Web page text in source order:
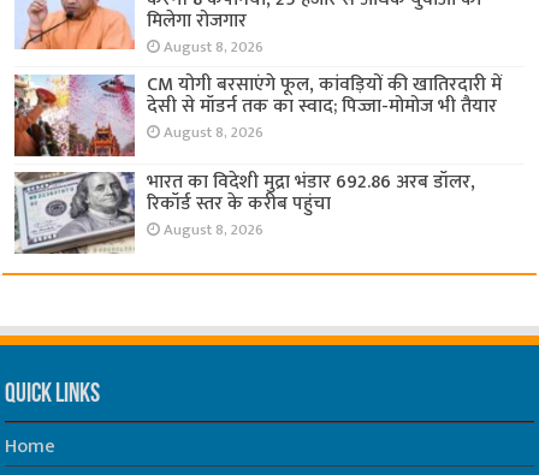
मिलेगा रोजगार
August 8, 2026
CM योगी बरसाएंगे फूल, कांवड़ियों की खातिरदारी में
देसी से मॉडर्न तक का स्वाद; पिज्जा-मोमोज भी तैयार
August 8, 2026
भारत का विदेशी मुद्रा भंडार 692.86 अरब डॉलर,
रिकॉर्ड स्तर के करीब पहुंचा
August 8, 2026
Quick Links
Home